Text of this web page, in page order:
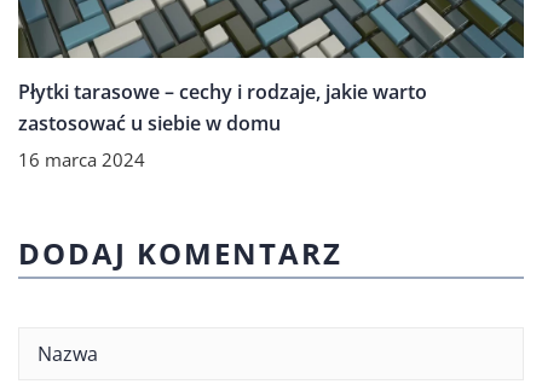
Płytki tarasowe – cechy i rodzaje, jakie warto
zastosować u siebie w domu
16 marca 2024
DODAJ KOMENTARZ